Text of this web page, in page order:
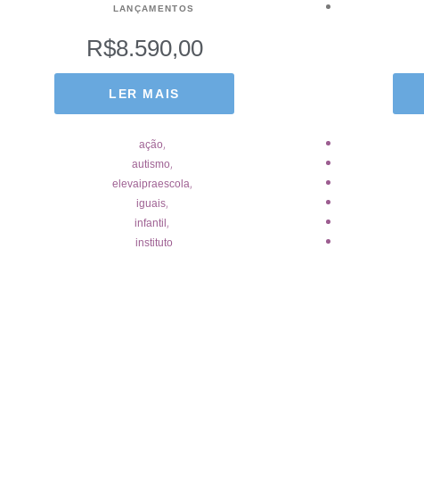
LANÇAMENTOS
R$8.590,00
LER MAIS
ação,
autismo,
elevaipraescola,
iguais,
infantil ,
instituto